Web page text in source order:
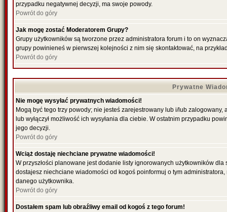
przypadku negatywnej decyzji, ma swoje powody.
Powrót do góry
Jak mogę zostać Moderatorem Grupy?
Grupy użytkowników są tworzone przez administratora forum i to on
grupy powinieneś w pierwszej kolejności z nim się skontaktować, na
Powrót do góry
Prywatne
Nie mogę wysyłać prywatnych wiadomości!
Mogą być tego trzy powody; nie jesteś zarejestrowany lub i/lub zalogowany,
lub wyłączył możliwość ich wysyłania dla ciebie. W ostatnim przypadku
jego decyzji.
Powrót do góry
Wciąż dostaję niechciane prywatne wiadomości!
W przyszłości planowane jest dodanie listy ignorowanych użytkowników
dostajesz niechciane wiadomości od kogoś poinformuj o tym
danego użytkownika.
Powrót do góry
Dostałem spam lub obraźliwy email od kogoś z tego forum!